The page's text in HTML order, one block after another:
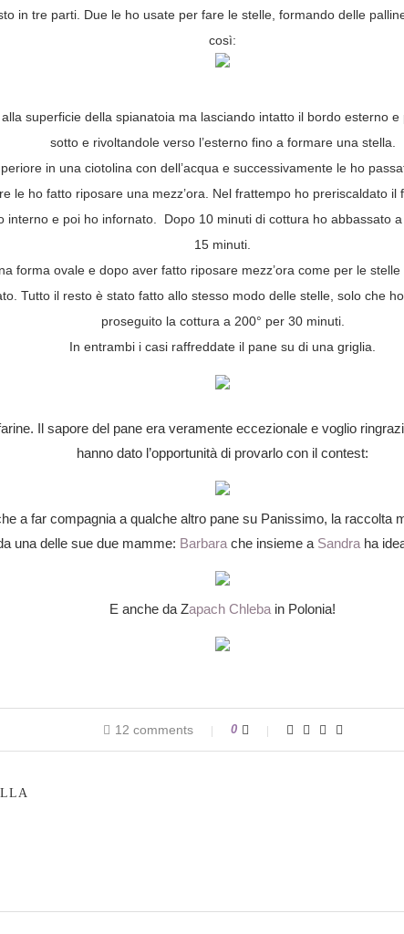
in tre parti. Due le ho usate per fare le stelle, formando delle
così:
superficie della spianatoia ma lasciando intatto il bordo esterno
sotto e rivoltandole verso l’esterno fino a formare una stella.
in una ciotolina con dell’acqua e successivamente le ho
le ho fatto riposare una mezz’ora. Nel frattempo ho preriscaldato il
interno e poi ho infornato. Dopo 10 minuti di cottura ho abbassato
15 minuti.
forma ovale e dopo aver fatto riposare mezz’ora come per le
Tutto il resto è stato fatto allo stesso modo delle stelle, solo che
proseguito la cottura a 200° per 30 minuti.
In entrambi i casi raffreddate il pane su di una griglia.
Il sapore del pane era veramente eccezionale e voglio
hanno dato l’opportunità di provarlo con il contest:
a far compagnia a qualche altro pane su Panissimo, la raccolta
una delle sue due mamme: Barbara che insieme a Sandra ha
E anche da Zapach Chleba in Polonia!
12 comments 0